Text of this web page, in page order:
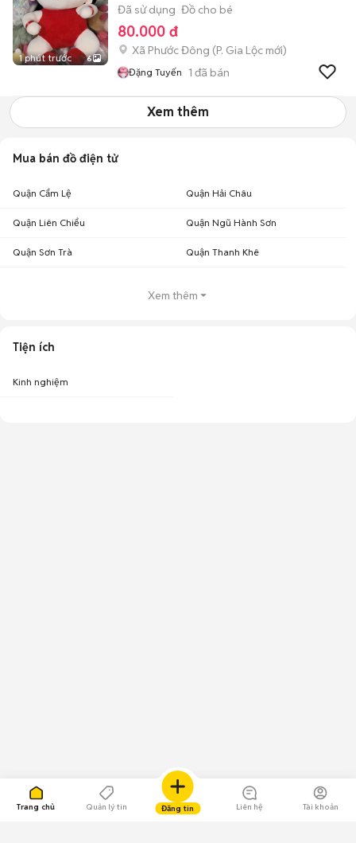
Trang chủ Quản lý tin Đăng tin Liên hệ Tài khoản
1 phút trước 6
Đã sử dụng Đồ cho bé
80.000 đ
Xã Phước Đông (P. Gia Lộc mới)
Đặng Tuyến 1 đã bán
Xem thêm
Mua bán đồ điện tử
Quận Cẩm Lệ Quận Hải Châu
Quận Liên Chiểu Quận Ngũ Hành Sơn
Quận Sơn Trà Quận Thanh Khê
Xem thêm
Tiện ích
Kinh nghiệm